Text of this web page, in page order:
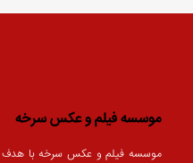
موسسه فیلم و عکس سرخه
موسسه فیلم و عکس سرخه با هدف